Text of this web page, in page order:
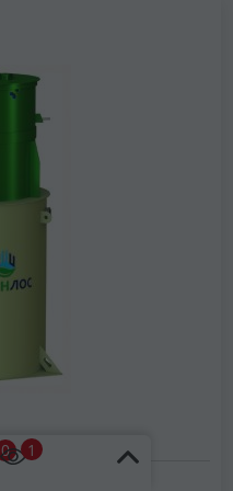
0 1